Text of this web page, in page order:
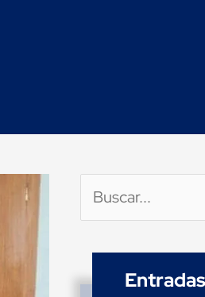
Buscar
por: